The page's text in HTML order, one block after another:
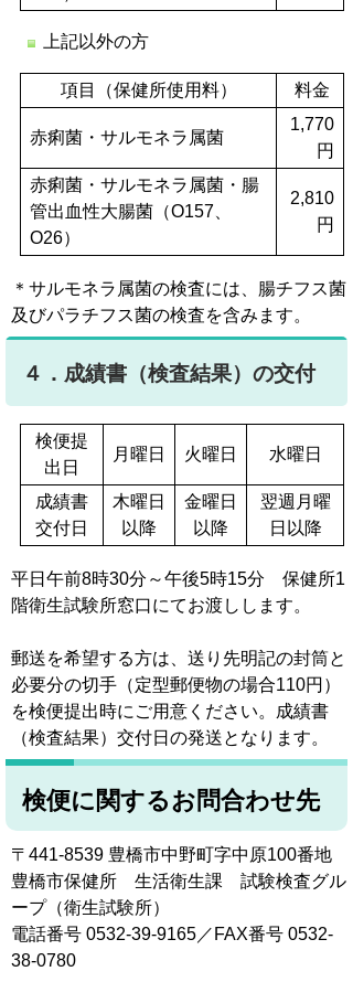
上記以外の方
項目（保健所使用料） 料金
赤痢菌・サルモネラ属菌
1,770
円
赤痢菌・サルモネラ属菌・腸
管出血性大腸菌（O157、
O26）
2,810
円
＊サルモネラ属菌の検査には、腸チフス菌
及びパラチフス菌の検査を含みます。
４．成績書（検査結果）の交付
検便提
出日
月曜日 火曜日 水曜日
成績書
交付日
木曜日
以降
金曜日
以降
翌週月曜
日以降
平日午前8時30分～午後5時15分 保健所1
階衛生試験所窓口にてお渡しします。
郵送を希望する方は、送り先明記の封筒と
必要分の切手（定型郵便物の場合110円）
を検便提出時にご用意ください。成績書
（検査結果）交付日の発送となります。
検便に関するお問合わせ先
〒441-8539 豊橋市中野町字中原100番地
豊橋市保健所 生活衛生課 試験検査グル
ープ（衛生試験所）
電話番号 0532-39-9165／FAX番号 0532-
38-0780